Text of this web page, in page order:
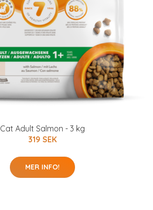
Cat Adult Salmon - 3 kg
319 SEK
MER INFO!